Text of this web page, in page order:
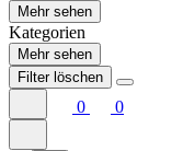
Mehr sehen
Kategorien
Mehr sehen
Filter löschen
0 0